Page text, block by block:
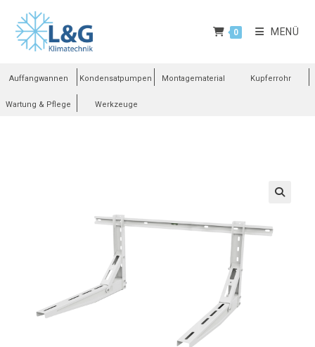
0 MENÜ
Auffangwannen Kondensatpumpen Montagematerial Kupferrohr
Wartung & Pflege Werkzeuge